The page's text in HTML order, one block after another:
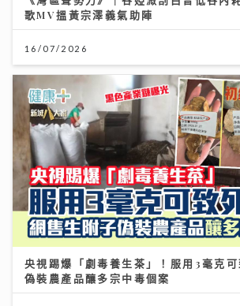
歌MV搵黃宗澤義氣助陣
16/07/2026
央視踢爆「劇毒養生茶」！服用3毫克
偽裝農產品釀多宗中毒個案